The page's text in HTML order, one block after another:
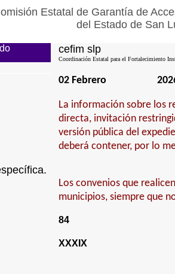
Estatal de Garantía de
del Estado de San
cefim slp
Coordinación Estatal para el Fortalecimiento
02 Febrero
La información sobre los
directa, invitación
versión pública del
deberá contener, por lo
Los convenios que
municipios, siempre que
84
XXXIX